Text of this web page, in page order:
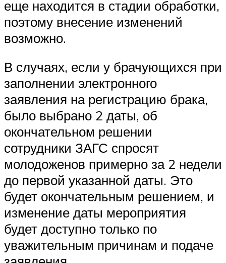
еще находится в стадии обработки,
поэтому внесение изменений
возможно.
В случаях, если у брачующихся при
заполнении электронного
заявления на регистрацию брака,
было выбрано 2 даты, об
окончательном решении
сотрудники ЗАГС спросят
молодоженов примерно за 2 недели
до первой указанной даты. Это
будет окончательным решением, и
изменение даты мероприятия
будет доступно только по
уважительным причинам и подаче